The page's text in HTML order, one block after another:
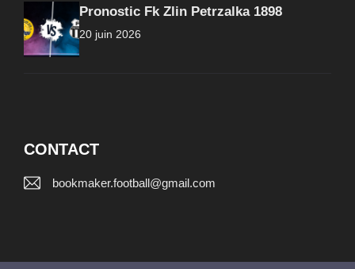
Pronostic Fk Zlin Petrzalka 1898
20 juin 2026
CONTACT
bookmaker.football@gmail.com